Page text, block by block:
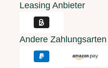
Leasing Anbieter
Andere Zahlungsarten